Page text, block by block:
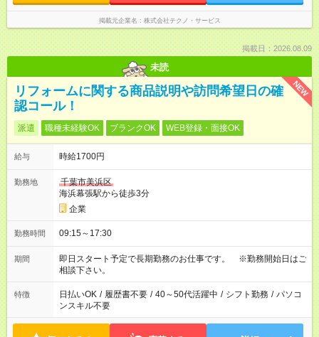
掲載元企業名 株式会社テクノ・サービス
掲載日：2026.08.09
未読
NEW
リフォームに関する商品説明や訪問希望日の確
認コール！
派遣 職種未経験OK ブランクOK WEB登録・面接OK
給与 時給1700円
勤務地
千葉市美浜区
海浜幕張駅から徒歩3分
企業
勤務時間 09:15～17:30
期間
即日スタート予定で長期勤務のお仕事です。 ※勤務開始日はご
相談下さい。
特徴 日払いOK / 履歴書不要 / 40～50代活躍中 / シフト勤務 / パソコ
ンスキル不要